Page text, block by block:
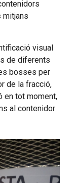
mitjans
visual
de diferents
bosses per
de la fracció,
en tot moment,
al contenidor